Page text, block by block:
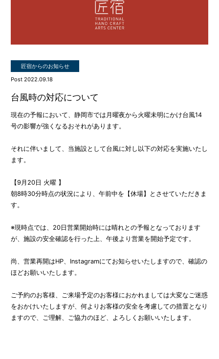
匠宿からのお知らせ
Post 2022.09.18
台風時の対応について
現在の予報において、静岡市では月曜夜から火曜未明にかけ台風14
号の影響が強くなるおそれがあります。
それに伴いまして、当施設として台風に対し以下の対応を実施いたし
ます。
【9月20日 火曜 】
朝8時30分時点の状況により、午前中を【休場】とさせていただきま
す。
※現時点では、20日営業開始時には晴れとの予報となっております
が、施設の安全確認を行った上、午後より営業を開始予定です。
尚、営業再開はHP、Instagramにてお知らせいたしますので、確認の
ほどお願いいたします。
ご予約のお客様、ご来場予定のお客様におかれましては大変なご迷惑
をおかけいたしますが、何よりお客様の安全を考慮しての措置となり
ますので、ご理解、ご協力のほど、よろしくお願いいたします。